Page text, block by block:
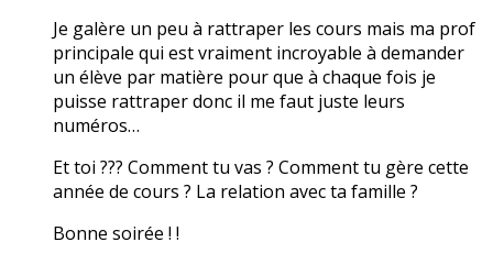
Je galère un peu à rattraper les cours mais ma prof
principale qui est vraiment incroyable à demander
un élève par matière pour que à chaque fois je
puisse rattraper donc il me faut juste leurs
numéros…
Et toi ??? Comment tu vas ? Comment tu gère cette
année de cours ? La relation avec ta famille ?
Bonne soirée ! !